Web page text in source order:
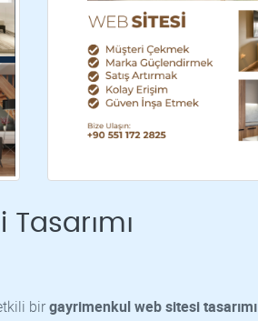
birgayrimenkul web sitesi tasarımı